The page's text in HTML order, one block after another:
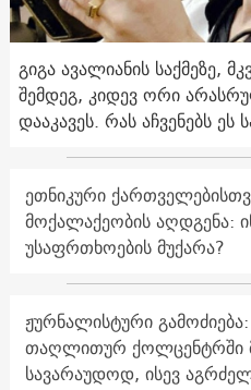
გიგა ავალიანის საქმეზე,
შემდეგ, კიდევ ორი
დააკავეს. რას აჩვენებს ეს
ეთნიკური
მოქალაქეობის აღდგენა:
უსაფრთხოების მუქარა?
ჟურნალისტური
თაღლითურ ქოლცენტრში
სავარაუდოდ, ისევ